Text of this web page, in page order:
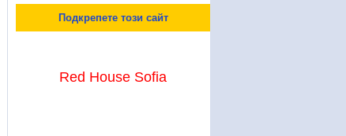
Подкрепете този сайт
Red House Sofia